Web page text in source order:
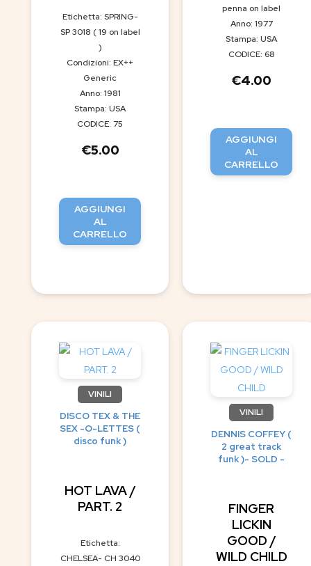
Etichetta: SPRING-
SP 3018 ( 19 on label
)
Condizioni: EX++
Generic
Anno: 1981
Stampa: USA
CODICE: 75
€5.00
AGGIUNGI
AL
CARRELLO
penna on label
Anno: 1977
Stampa: USA
CODICE: 68
€4.00
AGGIUNGI
AL
CARRELLO
VINILI
DISCO TEX & THE
SEX -O-LETTES (
disco funk )
HOT LAVA /
PART. 2
Etichetta:
CHELSEA- CH 3040
VINILI
DENNIS COFFEY (
2 great track
funk )- SOLD -
FINGER
LICKIN
GOOD /
WILD CHILD